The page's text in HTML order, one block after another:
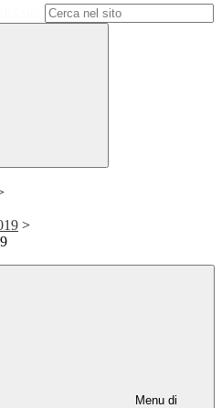
>
Menu di